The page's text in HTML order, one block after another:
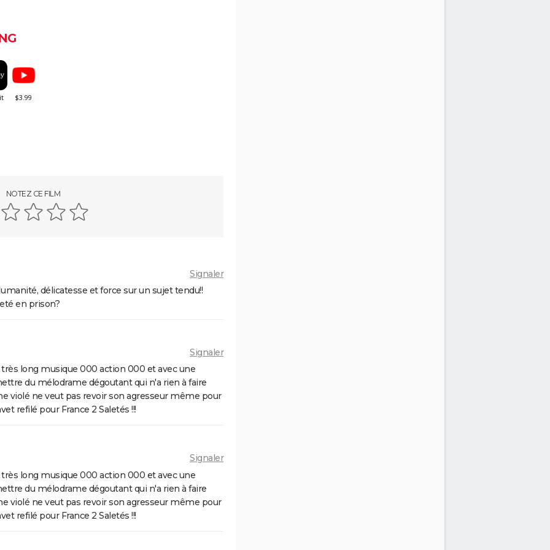
Il était une fois en Amérique
?
NOTEZ CE FILM
Signaler
délicatesse et force sur un sujet tendu!!
en prison?
Signaler
très long musique 000 action 000 et avec une
du mélodrame dégoutant qui n'a rien à faire
violé ne veut pas revoir son agresseur même pour
refilé pour France 2 Saletés !!!
Signaler
très long musique 000 action 000 et avec une
du mélodrame dégoutant qui n'a rien à faire
violé ne veut pas revoir son agresseur même pour
refilé pour France 2 Saletés !!!